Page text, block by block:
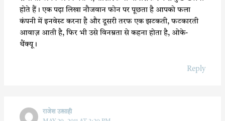
होते हैं। एक पढ़ा लिखा नौजवान फोन पर पूछता है आपको फला
कंपनी में इनवेस्ट करना है और दूसरी तरफ एक झटकती, फटकारती
आवाज़ आती है, फिर भी उसे विनम्रता से कहना होता है, ओके-
थैंक्यू।
Reply
राजेश उत्‍साही